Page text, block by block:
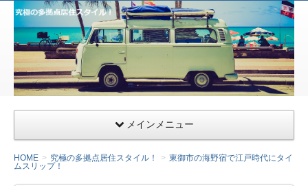
サー
ファ
ー&
ライ
ダー
向け
県九
十九
メインメニュー
HOME 究極の多拠点居住スタイル！
東御市の海野宿で江戸時代にタイ
ムスリップ！